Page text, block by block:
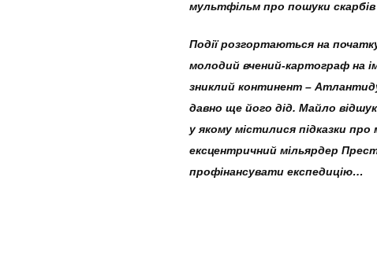
мультфільм про пошуки скарбів
Події розгортаються на
молодий вчений-картограф на
зниклий континент –
давно ще його дід. Майло
у якому містилися підказки
ексцентричний мільярдер
профінансувати експедицію…